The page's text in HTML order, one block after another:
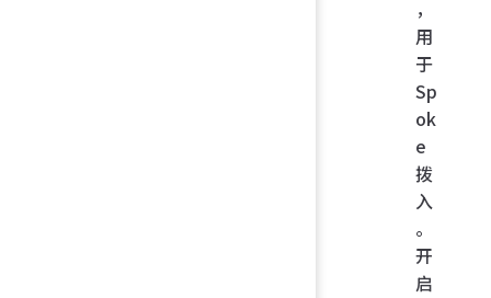
，
用
于
Sp
ok
e
拨
入
。
开
启